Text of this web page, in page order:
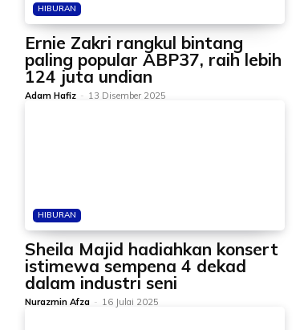
HIBURAN
Ernie Zakri rangkul bintang
paling popular ABP37, raih lebih
124 juta undian
Adam Hafiz - 13 Disember 2025
HIBURAN
Sheila Majid hadiahkan konsert
istimewa sempena 4 dekad
dalam industri seni
Nurazmin Afza - 16 Julai 2025